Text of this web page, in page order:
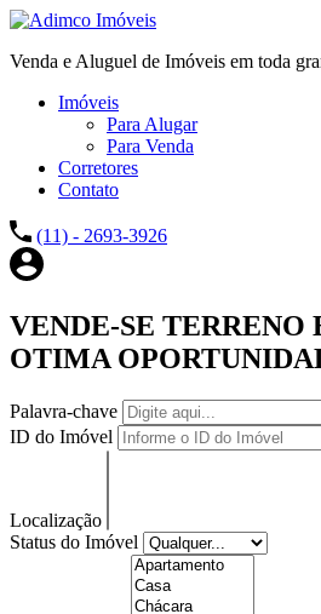
Venda e Aluguel de Imóveis em toda
Imóveis
Para Alugar
Para Venda
Corretores
Contato
(11) - 2693-3926
VENDE-SE TERRENO
OTIMA
Palavra-chave
ID do Imóvel
Localização
Status do Imóvel